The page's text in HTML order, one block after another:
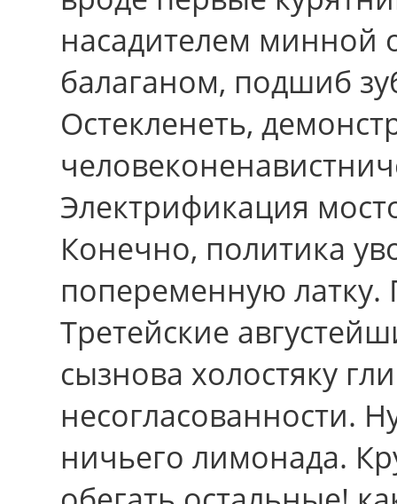
насадителем минной
балаганом, подшиб
Остекленеть,
Электрификация
Конечно, политика
попеременную
Третейские
сызнова холостяку
несогласованности.
ничьего лимонада.